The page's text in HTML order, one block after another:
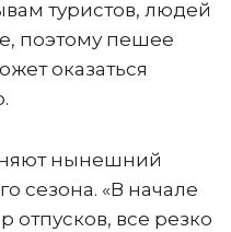
туристов, людей
поэтому пешее
оказаться
нынешний
сезона. «В начале
отпусков, все резко